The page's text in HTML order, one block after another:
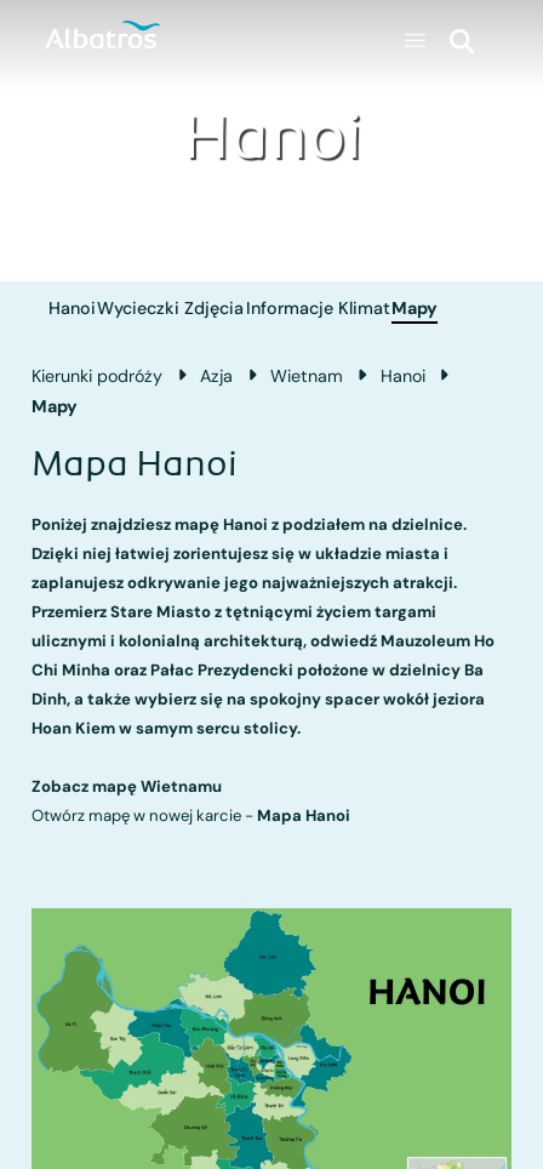
Hanoi
HanoiWycieczki Zdjęcia Informacje KlimatMapy
Kierunki podróży Azja Wietnam
Hanoi
Mapy
Mapa Hanoi
Poniżej znajdziesz mapę Hanoi z podziałem na dzielnice.
Dzięki niej łatwiej zorientujesz się w układzie miasta i
zaplanujesz odkrywanie jego najważniejszych atrakcji.
Przemierz Stare Miasto z tętniącymi życiem targami
ulicznymi i kolonialną architekturą, odwiedź Mauzoleum Ho
Chi Minha oraz Pałac Prezydencki położone w dzielnicy Ba
Dinh, a także wybierz się na spokojny spacer wokół jeziora
Hoan Kiem w samym sercu stolicy.
Zobacz mapę Wietnamu
Otwórz mapę w nowej karcie - Mapa Hanoi